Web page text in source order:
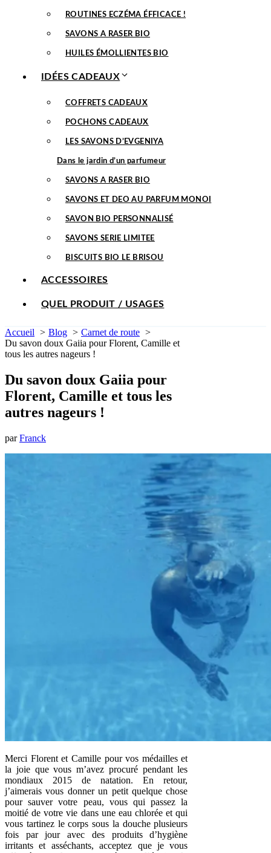
ROUTINES ECZÉMA ÉFFICACE !
SAVONS A RASER BIO
HUILES ÉMOLLIENTES BIO
IDÉES CADEAUX
COFFRETS CADEAUX
POCHONS CADEAUX
LES SAVONS D’EVGENIYA
Dans le jardin d’un parfumeur
SAVONS A RASER BIO
SAVONS ET DEO AU PARFUM MONOI
SAVON BIO PERSONNALISÉ
SAVONS SERIE LIMITEE
BISCUITS BIO LE BRISOU
ACCESSOIRES
QUEL PRODUIT / USAGES
Accueil Blog
Carnet de route
Du savon doux Gaiia pour Florent, Camille et
tous les autres nageurs !
Du savon doux Gaiia pour
Florent, Camille et tous les
autres nageurs !
parFranck
Merci Florent et Camille pour vos médailles et
la joie que vous m’avez procuré pendant les
mondiaux 2015 de natation. En retour,
j’aimerais vous donner un petit quelque chose
pour sauver votre peau, vous qui passez la
moitié de votre vie dans une eau chlorée et qui
vous tartinez le corps sous la douche plusieurs
fois par jour avec des produits d’hygiène
irritants et asséchants, acceptez que je vous